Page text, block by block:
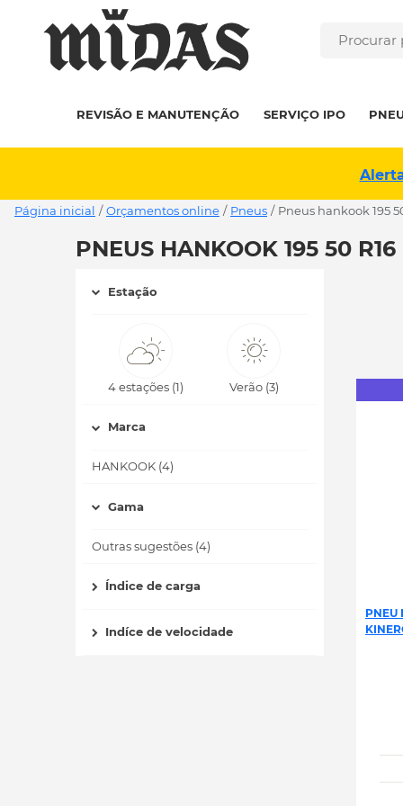
REVISÃO E MANUTENÇÃO SERVIÇO IPO
Página inicial / Orçamentos online / Pneus / pneus hankook 195
PNEUS HANKOOK 195 50 R16
Estação
4 estações (1) Verão (3)
Marca
HANKOOK (4)
Gama
Outras sugestões (4)
Índice de carga
Indíce de velocidade
PNEU